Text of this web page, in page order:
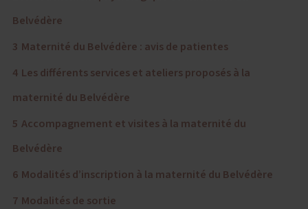
Belvédère
3 Maternité du Belvédère : avis de patientes
4 Les différents services et ateliers proposés à la
maternité du Belvédère
5 Accompagnement et visites à la maternité du
Belvédère
6 Modalités d’inscription à la maternité du Belvédère
7 Modalités de sortie